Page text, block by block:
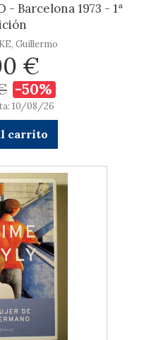
- Barcelona 1973 - 1ª
Guillermo
€
-50%
10/08/26
carrito